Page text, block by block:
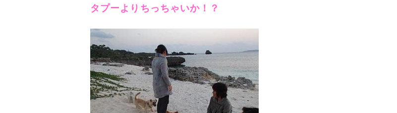
タプーよりちっちゃいか！？